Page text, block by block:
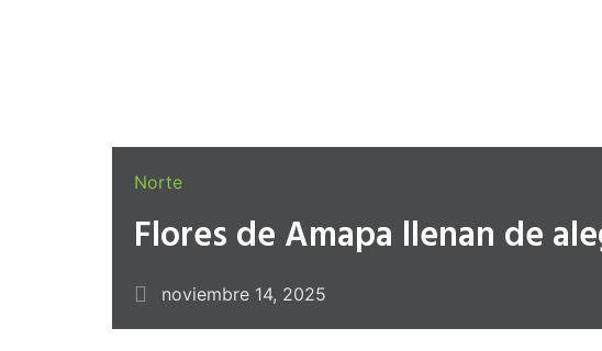
Norte
Flores de Amapa llenan de
noviembre 14, 2025